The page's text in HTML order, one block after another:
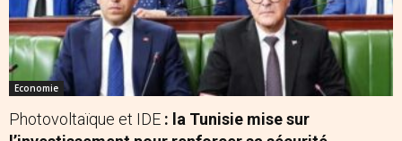
Economie
Photovoltaïque et IDE : la Tunisie mise sur